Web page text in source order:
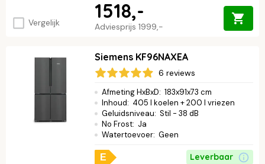
Vergelijk Adviesprijs 1999,-
1518,-
Siemens KF96NAXEA
6 reviews
Afmeting HxBxD: 183x91x73 cm
Inhoud: 405 l koelen + 200 l vriezen
Geluidsniveau: Stil - 38 dB
No Frost: Ja
Watertoevoer: Geen
E Leverbaar